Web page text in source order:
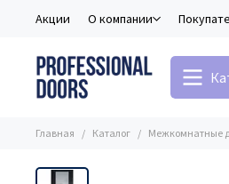
Акции О компании
Главная Каталог Межкомнатные